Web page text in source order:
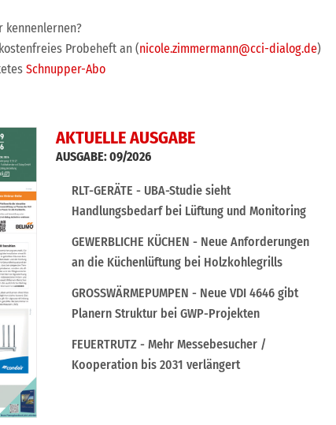
kennenlernen?
Probeheft an (nicole.zimmermann@cci-dialog.de)
Schnupper-Abo
AKTUELLE AUSGABE
AUSGABE:09/2026
RLT-GERÄTE - UBA-Studie sieht
Handlungsbedarf bei Lüftung und Monitoring
GEWERBLICHE KÜCHEN - Neue Anforderungen
an die Küchenlüftung bei Holzkohlegrills
GROSSWÄRMEPUMPEN - Neue VDI 4646 gibt
Planern Struktur bei GWP-Projekten
FEUERTRUTZ - Mehr Messebesucher /
Kooperation bis 2031 verlängert